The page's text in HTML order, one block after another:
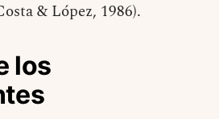
& López, 1986).
los